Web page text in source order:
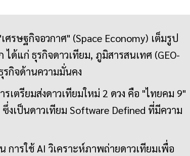
รษฐกิจอวกาศ" (Space Economy) เต็มรูป
ด้แก่ ธุรกิจดาวเทียม, ภูมิสารสนเทศ (GEO-
รกิจด้านความมั่นคง
เตรียมส่งดาวเทียมใหม่ 2 ดวง คือ "ไทยคม 9"
เป็นดาวเทียม Software Defined ที่มีความ
การใช้ AI วิเคราะห์ภาพถ่ายดาวเทียมเพื่อ